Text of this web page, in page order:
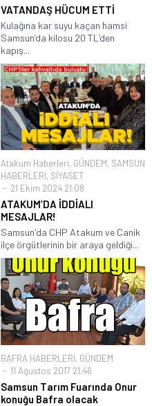
VATANDAŞ HÜCUM ETTİ
Kulağına kar suyu kaçan hamsi
Samsun’da kilosu 20 TL’den
kapış...
Atakum Haberleri, GÜNDEM, SAMSUN
HABERLERİ, SİYASET
21 Ekim 2024 21:08
ATAKUM’DA İDDİALI
MESAJLAR!
Samsun'da CHP Atakum ve Canik
ilçe örgütlerinin bir araya geldiği...
BAFRA HABERLERİ, GÜNDEM
11 Ağustos 2017 21:46
Samsun Tarım Fuarında Onur
konuğu Bafra olacak